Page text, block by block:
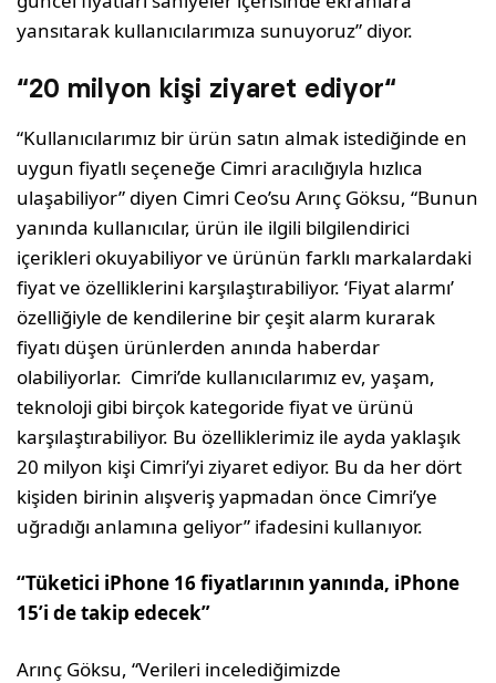
yansıtarak kullanıcılarımıza sunuyoruz” diyor.
“20 milyon kişi ziyaret ediyor“
“Kullanıcılarımız bir ürün satın almak istediğinde en
uygun fiyatlı seçeneğe Cimri aracılığıyla hızlıca
ulaşabiliyor” diyen Cimri Ceo’su Arınç Göksu, “Bunun
yanında kullanıcılar, ürün ile ilgili bilgilendirici
içerikleri okuyabiliyor ve ürünün farklı markalardaki
fiyat ve özelliklerini karşılaştırabiliyor. ‘Fiyat alarmı’
özelliğiyle de kendilerine bir çeşit alarm kurarak
fiyatı düşen ürünlerden anında haberdar
olabiliyorlar. Cimri’de kullanıcılarımız ev, yaşam,
teknoloji gibi birçok kategoride fiyat ve ürünü
karşılaştırabiliyor. Bu özelliklerimiz ile ayda yaklaşık
20 milyon kişi Cimri’yi ziyaret ediyor. Bu da her dört
kişiden birinin alışveriş yapmadan önce Cimri’ye
uğradığı anlamına geliyor” ifadesini kullanıyor.
“Tüketici iPhone 16 fiyatlarının yanında, iPhone
15’i de takip edecek”
Arınç Göksu, “Verileri incelediğimizde